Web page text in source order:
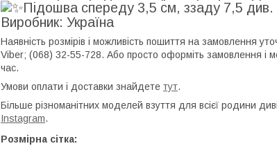
Підошва спереду 3,5 см, ззаду 7,5 див.
Виробник: Україна
Наявність розмірів і можливість пошиття на замовлення
Viber; (068) 32-55-728. Або просто оформіть замовлення і
час.
Умови оплати і доставки знайдете тут.
Більше різноманітних моделей взуття для всієї родини
Instagram.
Розмірна сітка: